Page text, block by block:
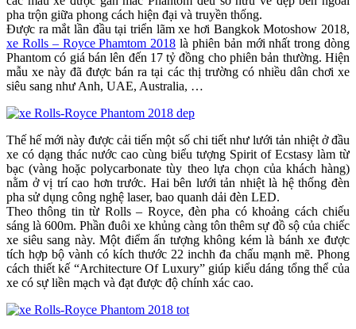
pha trộn giữa phong cách hiện đại và truyền thống.
Được ra mắt lần đầu tại triển lãm xe hơi Bangkok Motoshow 2018,
xe Rolls – Royce Phamtom 2018 là phiên bản mới nhất trong dòng
Phantom có giá bán lên đến 17 tỷ đồng cho phiên bản thường. Hiện
mẫu xe này đã được bán ra tại các thị trường có nhiều dân chơi xe
siêu sang như Anh, UAE, Australia, …
Thế hế mới này được cải tiến một số chi tiết như lưới tản nhiệt ở đầu
xe có dạng thác nước cao cùng biểu tượng Spirit of Ecstasy làm từ
bạc (vàng hoặc polycarbonate tùy theo lựa chọn của khách hàng)
nằm ở vị trí cao hơn trước. Hai bên lưới tản nhiệt là hệ thống đèn
pha sử dụng công nghệ laser, bao quanh dải đèn LED.
Theo thông tin từ Rolls – Royce, đèn pha có khoảng cách chiếu
sáng là 600m. Phần đuôi xe khủng càng tôn thêm sự đồ sộ của chiếc
xe siêu sang này. Một điểm ấn tượng không kém là bánh xe được
tích hợp bộ vành có kích thước 22 inchh đa chấu mạnh mẽ. Phong
cách thiết kế “Architecture Of Luxury” giúp kiểu dáng tổng thể của
xe có sự liền mạch và đạt được độ chính xác cao.